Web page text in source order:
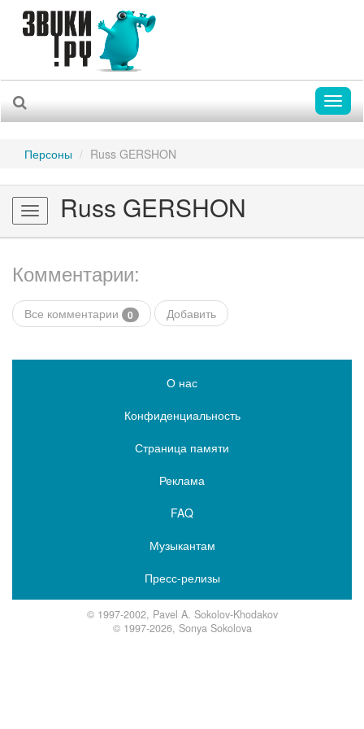
Персоны Russ GERSHON
Toggle
navigation
Russ GERSHON
Комментарии:
Все комментарии 0 Добавить
О нас
Конфиденциальность
Страница памяти
Реклама
FAQ
Музыкантам
Пресс-релизы
© 1997-2002, Pavel A. Sokolov-Khodakov
© 1997-2026, Sonya Sokolova